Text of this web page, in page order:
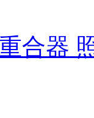
合器